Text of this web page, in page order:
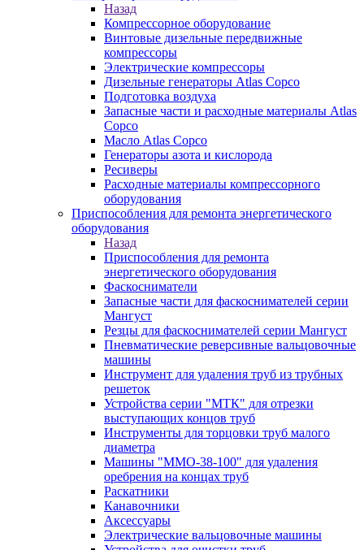
Назад
Компрессорное оборудование
Винтовые дизельные передвижные
компрессоры
Электрические компрессоры
Дизельные генераторы Atlas Copco
Подготовка воздуха
Запасные части и расходные материалы Atlas
Copco
Масло Atlas Copco
Генераторы азота и кислорода
Ресиверы
Расходные материалы компрессорного
оборудования
Приспособления для ремонта энергетического
оборудования
Назад
Приспособления для ремонта
энергетического оборудования
Фаскосниматели
Запасные части для фаскоснимателей серии
Мангуст
Резцы для фаскоснимателей серии Мангуст
Пневматические реверсивные вальцовочные
машины
Инструмент для удаления труб из трубных
решеток
Устройства серии "МТК" для отрезки
выступающих концов труб
Инструменты для торцовки труб малого
диаметра
Машины "ММО-38-100" для удаления
оребрения на концах труб
Раскатники
Канавочники
Аксессуары
Электрические вальцовочные машины